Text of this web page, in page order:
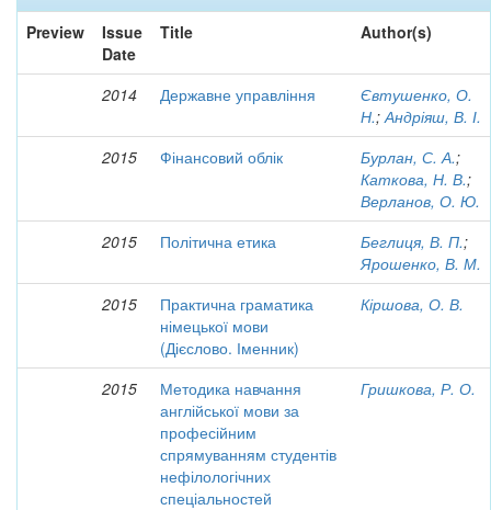
Preview
Issue
Date
Title Author(s)
2014 Державне управління
Євтушенко, О.
Н.;Андріяш, В. І.
2015
Фінансовий облік Бурлан, С. А.;
Каткова, Н. В.;
Верланов, О. Ю.
2015
Політична етика Беглиця, В. П.;
Ярошенко, В. М.
2015
Практична граматика
німецької мови
(Дієслово. Іменник)
Кіршова, О. В.
2015
Методика навчання
англійської мови за
професійним
спрямуванням студентів
нефілологічних
спеціальностей
Гришкова, Р. О.